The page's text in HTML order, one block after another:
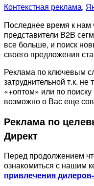
Контекстная реклама,
Последнее время к нам
представители B2B
все больше, и поиск
своего предложения
Реклама по ключевым
затруднительной т.к.
«+оптом» или по
возможно о Вас еще
Реклама по
Директ
Перед продолжением
ознакомиться с нашим
привлечения